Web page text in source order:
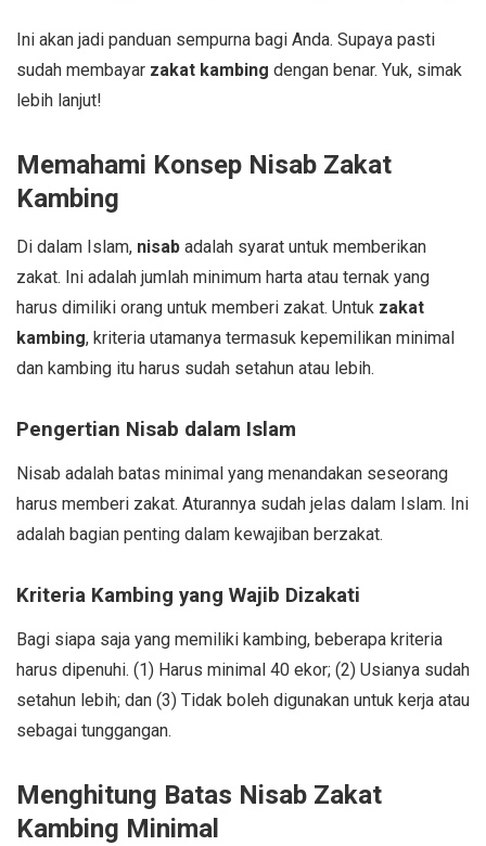
Ini akan jadi panduan sempurna bagi Anda. Supaya pasti
sudah membayar zakat kambing dengan benar. Yuk, simak
lebih lanjut!
Memahami Konsep Nisab Zakat
Kambing
Di dalam Islam, nisab adalah syarat untuk memberikan
zakat. Ini adalah jumlah minimum harta atau ternak yang
harus dimiliki orang untuk memberi zakat. Untuk zakat
kambing, kriteria utamanya termasuk kepemilikan minimal
dan kambing itu harus sudah setahun atau lebih.
Pengertian Nisab dalam Islam
Nisab adalah batas minimal yang menandakan seseorang
harus memberi zakat. Aturannya sudah jelas dalam Islam. Ini
adalah bagian penting dalam kewajiban berzakat.
Kriteria Kambing yang Wajib Dizakati
Bagi siapa saja yang memiliki kambing, beberapa kriteria
harus dipenuhi. (1) Harus minimal 40 ekor; (2) Usianya sudah
setahun lebih; dan (3) Tidak boleh digunakan untuk kerja atau
sebagai tunggangan.
Menghitung Batas Nisab Zakat
Kambing Minimal